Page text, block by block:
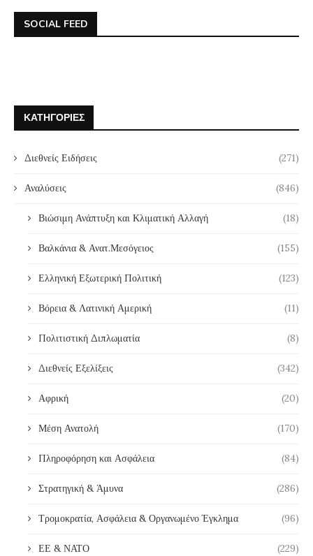
SOCIAL FEED
ΚΑΤΗΓΟΡΊΕΣ
Διεθνείς Ειδήσεις (271)
Αναλύσεις (846)
Βιώσιμη Ανάπτυξη και Κλιματική Αλλαγή (18)
Βαλκάνια & Ανατ.Μεσόγειος (155)
Ελληνική Εξωτερική Πολιτική (123)
Βόρεια & Λατινική Αμερική (11)
Πολιτιστική Διπλωματία (8)
Διεθνείς Εξελίξεις (342)
Αφρική (20)
Μέση Ανατολή (170)
Πληροφόρηση και Ασφάλεια (84)
Στρατηγική & Άμυνα (286)
Τρομοκρατία, Ασφάλεια & Οργανωμένο Έγκλημα (96)
ΕΕ & ΝΑΤΟ (229)